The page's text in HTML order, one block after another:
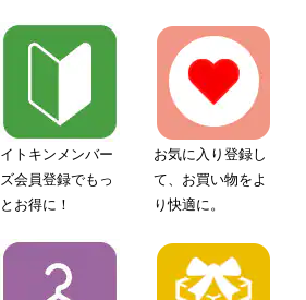
イトキンメンバー
ズ会員登録でもっ
とお得に！
お気に入り登録し
て、お買い物をよ
り快適に。